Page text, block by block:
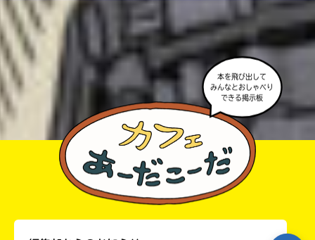
高校生以上
・ポプラ社の宣伝物で紹介させてもらうことがある
よ。
・かき終えたら、人を傷つけていたり、個人情報をか
きこんでいたり、字がまちがっていたりしないか、読
みなおしてみてね。
本を飛び出して
みんなとおしゃべり
できる掲示板